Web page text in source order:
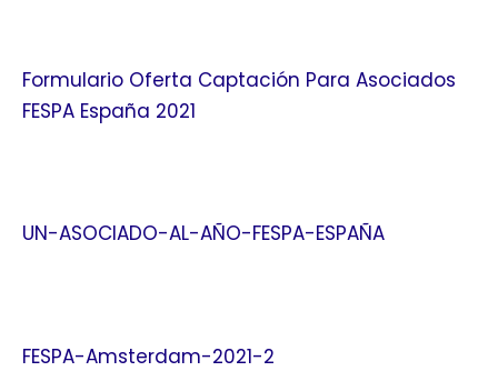
Formulario Oferta Captación Para Asociados
FESPA España 2021
UN-ASOCIADO-AL-AÑO-FESPA-ESPAÑA
FESPA-Amsterdam-2021-2